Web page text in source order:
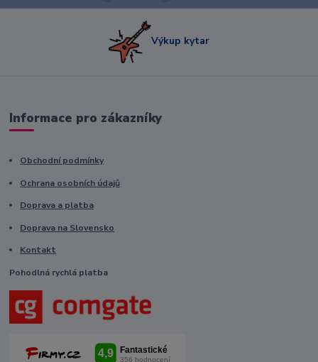
Výkup kytar
Informace pro zákazníky
Obchodní podmínky
Ochrana osobních údajů
Doprava a platba
Doprava na Slovensko
Kontakt
Pohodlná rychlá platba